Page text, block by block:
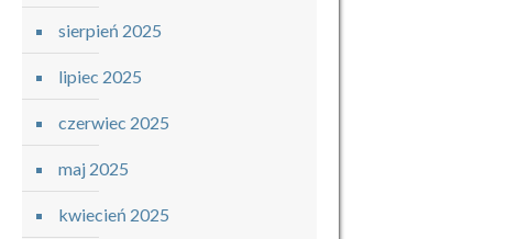
sierpień 2025
lipiec 2025
czerwiec 2025
maj 2025
kwiecień 2025